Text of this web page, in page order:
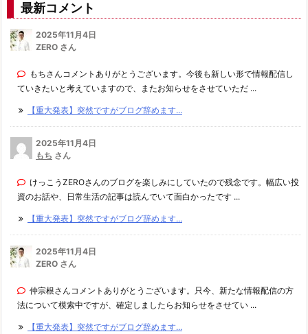
最新コメント
2025年11月4日
ZERO さん
もちさんコメントありがとうございます。今後も新しい形で情報配信し
ていきたいと考えていますので、またお知らせをさせていただ ...
【重大発表】突然ですがブログ辞めます...
2025年11月4日
もち さん
けっこうZEROさんのブログを楽しみにしていたので残念です。幅広い投
資のお話や、日常生活の記事は読んでいて面白かったです ...
【重大発表】突然ですがブログ辞めます...
2025年11月4日
ZERO さん
仲宗根さんコメントありがとうございます。只今、新たな情報配信の方
法について模索中ですが、確定しましたらお知らせをさせてい ...
【重大発表】突然ですがブログ辞めます...